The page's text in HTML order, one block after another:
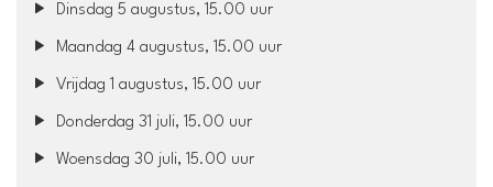
Dinsdag 5 augustus, 15.00 uur
Maandag 4 augustus, 15.00 uur
Vrijdag 1 augustus, 15.00 uur
Donderdag 31 juli, 15.00 uur
Woensdag 30 juli, 15.00 uur